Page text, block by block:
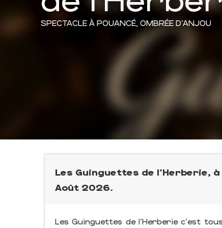
SPECTACLE À POUANCÉ, OMBRÉE D'ANJOU
Les Guinguettes de l'Herberie,
Août 2026.
Les Guinguettes de l'Herberie c'est